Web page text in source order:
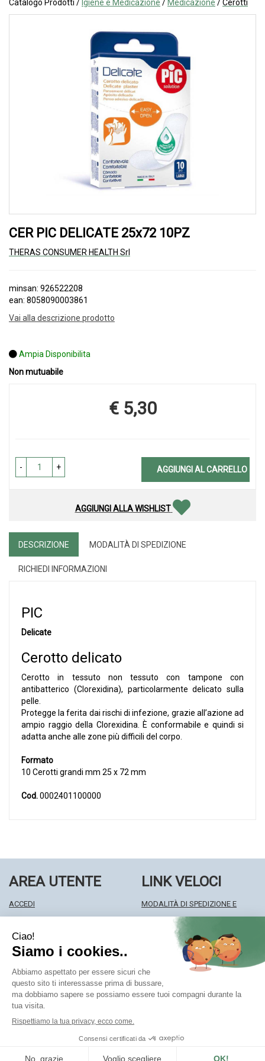
Catalogo Prodotti / Igiene e Medicazione / Medicazione /Cerotti
CER PIC DELICATE 25x72 10PZ
THERAS CONSUMER HEALTH Srl
minsan: 926522208
ean: 8058090003861
Vai alla descrizione prodotto
Ampia Disponibilita
Non mutuabile
Prezzo
€ 5,30
- + AGGIUNGI AL CARRELLO
AGGIUNGI ALLA WISHLIST
DESCRIZIONE MODALITÀ DI SPEDIZIONE
RICHIEDI INFORMAZIONI
PIC
Delicate
Cerotto delicato
Cerotto in tessuto non tessuto con tampone con
antibatterico (Clorexidina), particolarmente delicato sulla
pelle.
Protegge la ferita dai rischi di infezione, grazie all’azione ad
ampio raggio della Clorexidina. È conformabile e quindi si
adatta anche alle zone più difficili del corpo.
Formato
10 Cerotti grandi mm 25 x 72 mm
Cod.0002401100000
AREA UTENTE
ACCEDI
WISHLIST
ISCRIZIONE ALLA NEWSLETTER
LINK VELOCI
MODALITÀ DI SPEDIZIONE E
MODALITÀ DI PAGAMENTO
INFORMATIVA PRIVACY
CONDIZIONI DI VENDITA
Farmacia Centrale Srl
Numero R.E.A.: CO327309